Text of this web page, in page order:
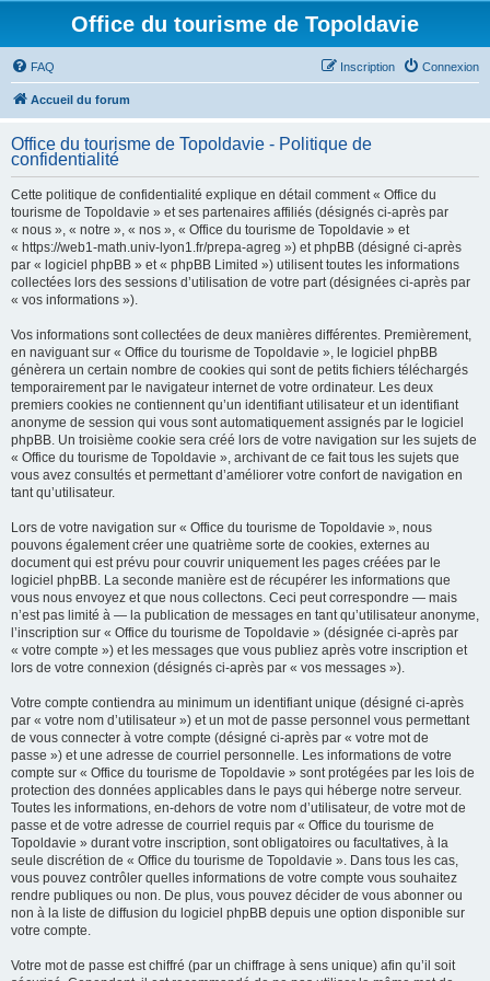
Office du tourisme de Topoldavie
FAQ Connexion
Inscription
Accueil du forum
Office du tourisme de Topoldavie - Politique de
confidentialité
Cette politique de confidentialité explique en détail comment « Office du
tourisme de Topoldavie » et ses partenaires affiliés (désignés ci-après par
« nous », « notre », « nos », « Office du tourisme de Topoldavie » et
« https://web1-math.univ-lyon1.fr/prepa-agreg ») et phpBB (désigné ci-après
par « logiciel phpBB » et « phpBB Limited ») utilisent toutes les informations
collectées lors des sessions d’utilisation de votre part (désignées ci-après par
« vos informations »).
Vos informations sont collectées de deux manières différentes. Premièrement,
en naviguant sur « Office du tourisme de Topoldavie », le logiciel phpBB
génèrera un certain nombre de cookies qui sont de petits fichiers téléchargés
temporairement par le navigateur internet de votre ordinateur. Les deux
premiers cookies ne contiennent qu’un identifiant utilisateur et un identifiant
anonyme de session qui vous sont automatiquement assignés par le logiciel
phpBB. Un troisième cookie sera créé lors de votre navigation sur les sujets de
« Office du tourisme de Topoldavie », archivant de ce fait tous les sujets que
vous avez consultés et permettant d’améliorer votre confort de navigation en
tant qu’utilisateur.
Lors de votre navigation sur « Office du tourisme de Topoldavie », nous
pouvons également créer une quatrième sorte de cookies, externes au
document qui est prévu pour couvrir uniquement les pages créées par le
logiciel phpBB. La seconde manière est de récupérer les informations que
vous nous envoyez et que nous collectons. Ceci peut correspondre — mais
n’est pas limité à — la publication de messages en tant qu’utilisateur anonyme,
l’inscription sur « Office du tourisme de Topoldavie » (désignée ci-après par
« votre compte ») et les messages que vous publiez après votre inscription et
lors de votre connexion (désignés ci-après par « vos messages »).
Votre compte contiendra au minimum un identifiant unique (désigné ci-après
par « votre nom d’utilisateur ») et un mot de passe personnel vous permettant
de vous connecter à votre compte (désigné ci-après par « votre mot de
passe ») et une adresse de courriel personnelle. Les informations de votre
compte sur « Office du tourisme de Topoldavie » sont protégées par les lois de
protection des données applicables dans le pays qui héberge notre serveur.
Toutes les informations, en-dehors de votre nom d’utilisateur, de votre mot de
passe et de votre adresse de courriel requis par « Office du tourisme de
Topoldavie » durant votre inscription, sont obligatoires ou facultatives, à la
seule discrétion de « Office du tourisme de Topoldavie ». Dans tous les cas,
vous pouvez contrôler quelles informations de votre compte vous souhaitez
rendre publiques ou non. De plus, vous pouvez décider de vous abonner ou
non à la liste de diffusion du logiciel phpBB depuis une option disponible sur
votre compte.
Votre mot de passe est chiffré (par un chiffrage à sens unique) afin qu’il soit